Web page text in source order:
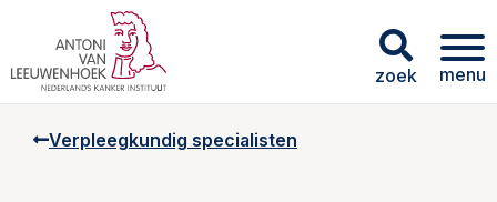
zoek menu
Verpleegkundig specialisten